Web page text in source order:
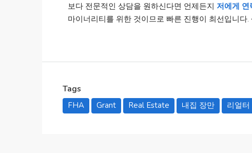
보다 전문적인 상담을 원하신다면 언제든지 저에게 연
마이너리티를 위한 것이므로 빠른 진행이 최선입니다
Tags
FHA Grant Real Estate 내집 장만 리얼터